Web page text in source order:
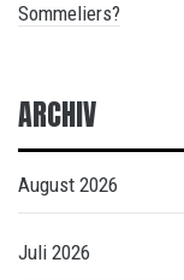
Sommeliers?
ARCHIV
August 2026
Juli 2026